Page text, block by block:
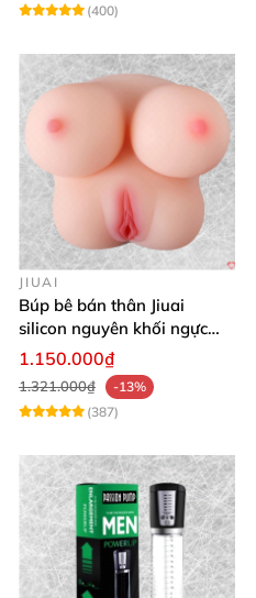
(400)
JIUAI
Búp bê bán thân Jiuai
silicon nguyên khối ngực
âm đạo thật
1.150.000₫
1.321.000₫
-13%
(387)